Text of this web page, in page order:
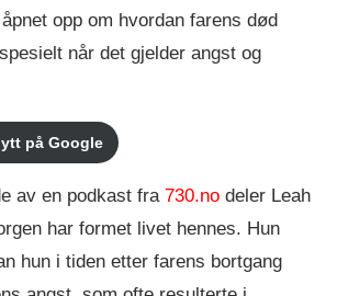
opp om hvordan farens død
når det gjelder angst og
på Google
av en podkast fra 730.no deler Leah
har formet livet hennes. Hun
hun i tiden etter farens bortgang